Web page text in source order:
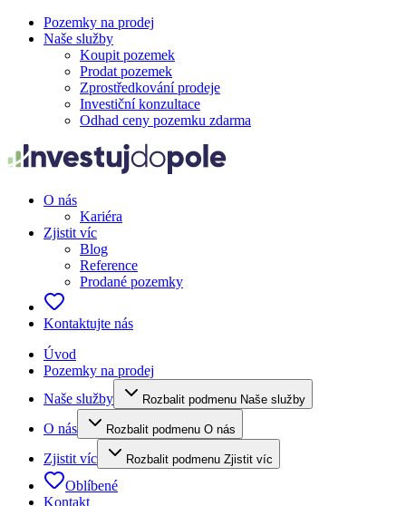
Pozemky na prodej
Naše služby
Koupit pozemek
Prodat pozemek
Zprostředkování prodeje
Investiční konzultace
Odhad ceny pozemku zdarma
O nás
Kariéra
Zjistit víc
Blog
Reference
Prodané pozemky
Kontaktujte nás
Úvod
Pozemky na prodej
Naše služby
Rozbalit podmenu Naše služby
O nás Rozbalit podmenu O nás
Zjistit víc Rozbalit podmenu Zjistit víc
Oblíbené
Kontakt